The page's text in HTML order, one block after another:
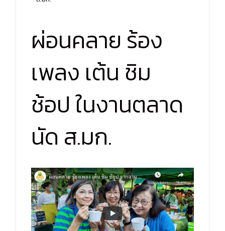
ผ่อนคลาย ร้อง
เพลง เต้น ชิม
ช้อป ในงานตลาด
นัด ส.มก.